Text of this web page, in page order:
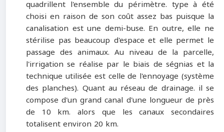
quadrillent l'ensemble du périmètre. type à été
choisi en raison de son coût assez bas puisque la
canalisation est une demi-buse. En outre, elle ne
stérilise pas beaucoup d'espace et elle permet le
passage des animaux. Au niveau de la parcelle,
l'irrigation se réalise par le biais de ségnias et la
technique utilisée est celle de l'ennoyage (système
des planches). Quant au réseau de drainage. il se
compose d'un grand canal d'une longueur de près
de 10 km. alors que les canaux secondaires
totalisent environ 20 km.